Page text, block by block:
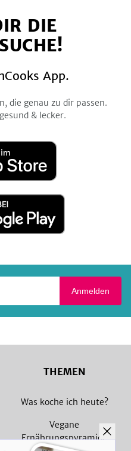
InstagramYouTube
DIE
App.
die genau zu dir passen.
& lecker.
Anmelden
THEMEN
Was koche ich heute?
Vegane
Ernährungspyramide